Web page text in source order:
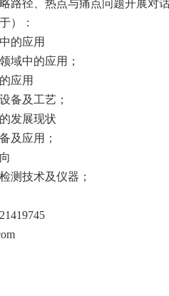
路径、热点与痛点问题开展对
）：
的应用
域中的应用；
应用
备及工艺；
发展现状
及应用；
测技术及仪器；